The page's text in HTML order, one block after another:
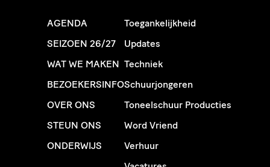
AGENDA
SEIZOEN 26/27
WAT WE MAKEN
BEZOEKERSINFO
OVER ONS
STEUN ONS
ONDERWIJS
Toegankelijkheid
Updates
Techniek
Schuurjongeren
Toneelschuur Producties
Word Vriend
Verhuur